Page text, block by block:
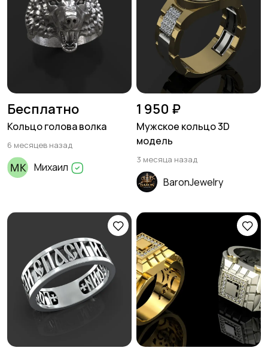
Бесплатно
Кольцо голова волка
6 месяцев назад
Михаил
1 950 ₽
Мужское кольцо 3D
модель
3 месяца назад
BaronJewelry